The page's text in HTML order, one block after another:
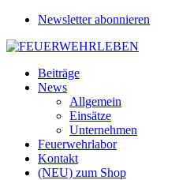
Newsletter abonnieren
Beiträge
News
Allgemein
Einsätze
Unternehmen
Feuerwehrlabor
Kontakt
(NEU) zum Shop